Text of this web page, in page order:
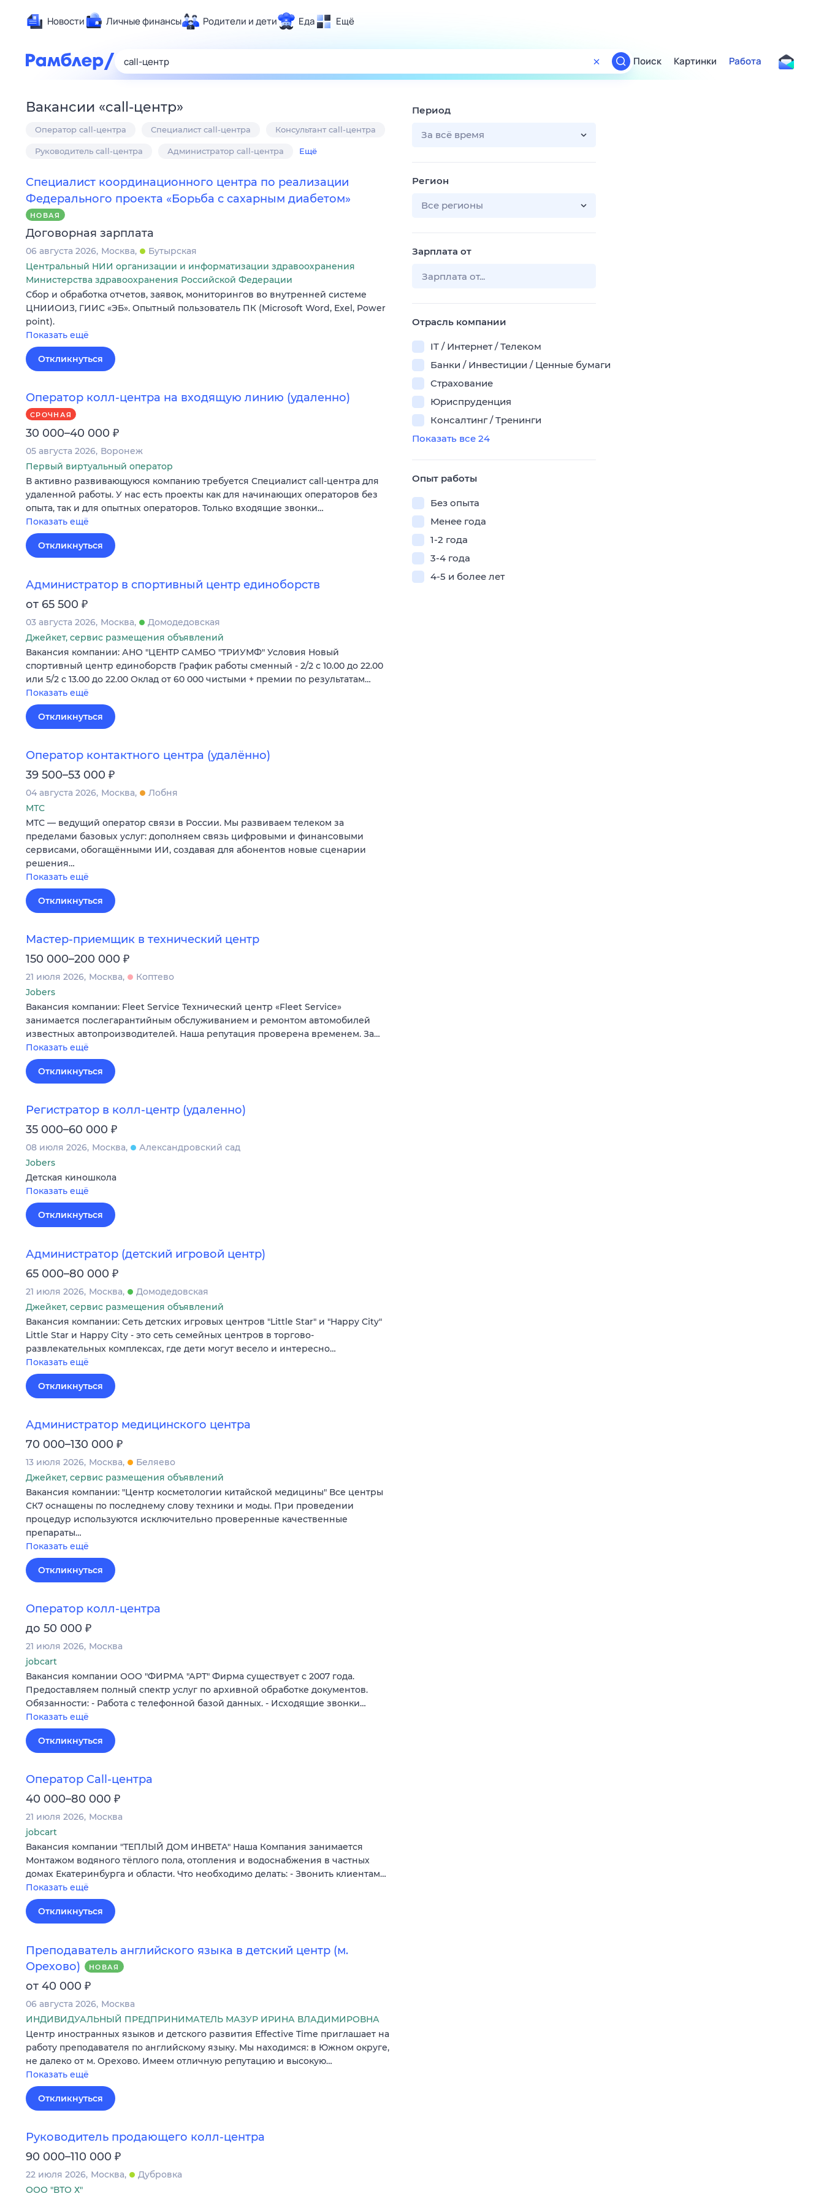
Новости Личные финансы Родители и дети Еда Ещё
Развлечения и отдых
Карьера
Авто
Жизненные ситуации
Сберегаем вместе
Поиск
ТВ-программа
Поиск Картинки Работа
Вакансии «call-центр»
Оператор call-центра Специалист call-центра Консультант call-центра
Руководитель call-центра Администратор call-центра Ещё
Специалист координационного центра по реализации
Федерального проекта «Борьба с сахарным диабетом»
НОВАЯ
Договорная зарплата
06 августа 2026 Москва
Бутырская
Центральный НИИ организации и информатизации здравоохранения
Министерства здравоохранения Российской Федерации
Сбор и обработка отчетов, заявок, мониторингов во внутренней системе
ЦНИИОИЗ, ГИИС «ЭБ». Опытный пользователь ПК (Microsoft Word, Exel, Power
point).
Показать ещё
Откликнуться
Оператор колл-центра на входящую линию (удаленно)
СРОЧНАЯ
30 000–40 000 ₽
05 августа 2026 Воронеж
Первый виртуальный оператор
В активно развивающуюся компанию требуется Специалист call-центра для
удаленной работы. У нас есть проекты как для начинающих операторов без
опыта, так и для опытных операторов. Только входящие звонки…
Показать ещё
Откликнуться
Администратор в спортивный центр единоборств
от 65 500 ₽
03 августа 2026 Москва
Домодедовская
Джейкет, сервис размещения объявлений
Вакансия компании: АНО "ЦЕНТР САМБО "ТРИУМФ" Условия Новый
спортивный центр единоборств График работы сменный - 2/2 с 10.00 до 22.00
или 5/2 с 13.00 до 22.00 Оклад от 60 000 чистыми + премии по результатам…
Показать ещё
Откликнуться
Оператор контактного центра (удалённо)
39 500–53 000 ₽
04 августа 2026 Москва
Лобня
МТС
МТС — ведущий оператор связи в России. Мы развиваем телеком за
пределами базовых услуг: дополняем связь цифровыми и финансовыми
сервисами, обогащёнными ИИ, создавая для абонентов новые сценарии
решения…
Показать ещё
Откликнуться
Мастер-приемщик в технический центр
150 000–200 000 ₽
21 июля 2026 Москва
Коптево
Jobers
Вакансия компании: Fleet Service Технический центр «Fleet Service»
занимается послегарантийным обслуживанием и ремонтом автомобилей
известных автопроизводителей. Наша репутация проверена временем. За…
Показать ещё
Откликнуться
Регистратор в колл-центр (удаленно)
35 000–60 000 ₽
08 июля 2026 Москва
Александровский сад
Jobers
Детская киношкола
Показать ещё
Откликнуться
Администратор (детский игровой центр)
65 000–80 000 ₽
21 июля 2026 Москва
Домодедовская
Джейкет, сервис размещения объявлений
Вакансия компании: Сеть детских игровых центров "Little Star" и "Happy City"
Little Star и Happy City - это сеть семейных центров в торгово-
развлекательных комплексах, где дети могут весело и интересно…
Показать ещё
Откликнуться
Администратор медицинского центра
70 000–130 000 ₽
13 июля 2026 Москва
Беляево
Джейкет, сервис размещения объявлений
Вакансия компании: "Центр косметологии китайской медицины" Все центры
СК7 оснащены по последнему слову техники и моды. При проведении
процедур используются исключительно проверенные качественные
препараты…
Показать ещё
Откликнуться
Оператор колл-центра
до 50 000 ₽
21 июля 2026 Москва
jobcart
Вакансия компании ООО "ФИРМА "АРТ" Фирма существует с 2007 года.
Предоставляем полный спектр услуг по архивной обработке документов.
Обязанности: - Работа с телефонной базой данных. - Исходящие звонки…
Показать ещё
Откликнуться
Оператор Call-центра
40 000–80 000 ₽
21 июля 2026 Москва
jobcart
Вакансия компании "ТЕПЛЫЙ ДОМ ИНВЕТА" Наша Компания занимается
Монтажом водяного тёплого пола, отопления и водоснабжения в частных
домах Екатеринбурга и области. Что необходимо делать: - Звонить клиентам…
Показать ещё
Откликнуться
Преподаватель английского языка в детский центр (м.
Орехово)
НОВАЯ
от 40 000 ₽
06 августа 2026 Москва
ИНДИВИДУАЛЬНЫЙ ПРЕДПРИНИМАТЕЛЬ МАЗУР ИРИНА ВЛАДИМИРОВНА
Центр иностранных языков и детского развития Effective Time приглашает на
работу преподавателя по английскому языку. Мы находимся: в Южном округе,
не далеко от м. Орехово. Имеем отличную репутацию и высокую…
Показать ещё
Откликнуться
Руководитель продающего колл-центра
90 000–110 000 ₽
22 июля 2026 Москва
Дубровка
ООО "ВТО Х"
Период
За всё время
Регион
Все регионы
Зарплата от
Отрасль компании
IT / Интернет / Телеком
Банки / Инвестиции / Ценные бумаги
Страхование
Юриспруденция
Консалтинг / Тренинги
Показать все 24
Опыт работы
Без опыта
Менее года
1-2 года
3-4 года
4-5 и более лет